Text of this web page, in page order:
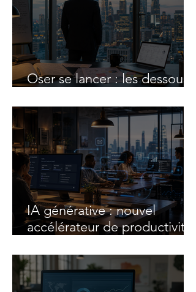
Oser se lancer : les dessous
IA générative : nouvel
accélérateur de productivité